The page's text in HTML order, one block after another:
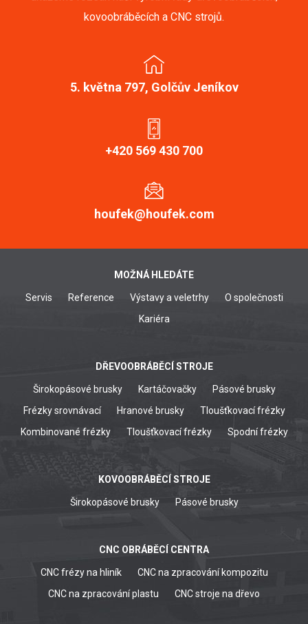
kovoobráběcích a CNC strojů.
5. května 797, Golčův Jeníkov
+420 569 430 700
houfek@houfek.com
MOŽNÁ HLEDÁTE
Servis Reference Výstavy a veletrhy
O společnosti
Kariéra
DŘEVOOBRÁBĚCÍ STROJE
Širokopásové brusky Kartáčovačky
Pásové brusky
Frézky srovnávací
Hranové brusky
Tloušťkovací frézky
Kombinované frézky
Tloušťkovací frézky Spodní frézky
KOVOOBRÁBĚCÍ STROJE
Širokopásové brusky Pásové brusky
CNC OBRÁBĚCÍ CENTRA
CNC frézy na hliník
CNC na zpracování kompozitu
CNC na zpracování plastu
CNC stroje na dřevo